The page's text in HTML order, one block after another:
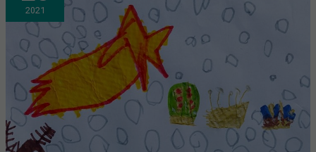
2021
“DIBUIXA
LA
TEVA
NADALA”:
JA
GUANYADORS
GUANYADORES!